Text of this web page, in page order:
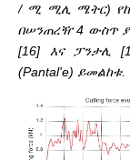
/ ሚ ሚሊ ሜትር)
በሠንጠረዥ 4 ውስጥ
[16] እና ፓንታሊ
(Pantal'e) ይመልከቱ.